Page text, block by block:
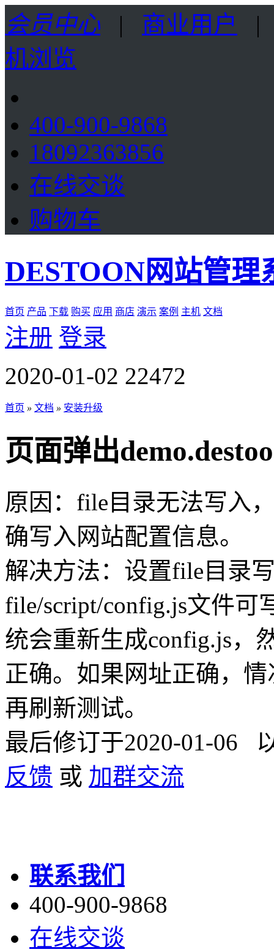
会员中心 | 商业用户
机浏览
400-900-9868
18092363856
在线交谈
购物车
DESTOON网站管理
首页 产品 下载 购买 应用 商店 演示 案例 主机 文档
注册 登录
2020-01-02 22472
首页 » 文档 » 安装升级
页面弹出
原因：file目录无法写入
确写入网站配置信息。
解决方法：设置file目录
file/script/config.js文件可
统会重新生成config.js，
正确。如果网址正确，
再刷新测试。
最后修订于2020-01-06
反馈 或 加群交流
联系我们
400-900-9868
在线交谈